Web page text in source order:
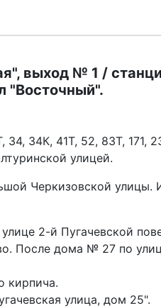
выход № 1 /
"Восточный".
34, 34К, 41Т, 52, 83Т, 171,
улицей.
Черкизовской улицы.
2-й Пугачевской
После дома № 27 по
кирпича.
улица, дом 25".